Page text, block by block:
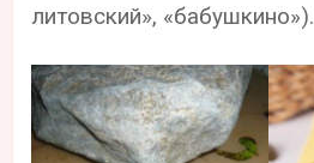
литовский», «бабушкино»).